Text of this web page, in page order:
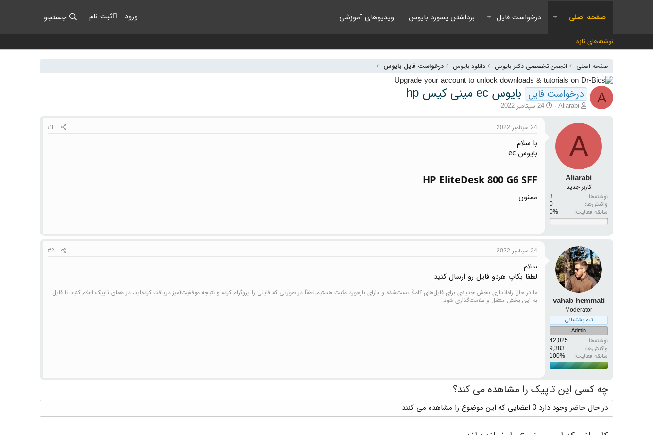
صفحه اصلی درخواست فایل برداشتن پسورد بایوس ویدیوهای آموزشی ورود ثبت نام جستجو
نوشته‌های تازه
صفحه اصلی انجمن تخصصی دکتر بایوس دانلود بایوس درخواست فایل بایوس
A درخواست فایل بایوس ec مینی کیس hp
آغازگر گفتمان
Aliarabi تاریخ شروع
24 سپتامبر 2022
A
Aliarabi
کاربر جدید
نوشته‌ها
3
واکنش‌ها
0
سابقه فعالیت:
24 سپتامبر 2022 #1
با سلام
بایوس ec
HP EliteDesk 800 G6 SFF​
ممنون
vahab hemmati
Moderator
تیم پشتیبانی
Admin
نوشته‌ها
42,025
واکنش‌ها
9,383
سابقه فعالیت:
24 سپتامبر 2022 #2
سلام
لطفا بکاپ هردو فایل رو ارسال کنید
ما در حال راه‌اندازی بخش جدیدی برای فایل‌های کاملاً تست‌شده و دارای بازخورد مثبت هستیم.لطفاً در صورتی که فایلی را پروگرام کرده و نتیجه موفقیت‌آمیز دریافت کرده‌اید، در همان تاپیک اعلام کنید تا فایل
به این بخش منتقل و علامت‌گذاری شود.
چه کسی این تاپیک را مشاهده می کند؟
در حال حاضر وجود دارد 0 اعضایی که این موضوع را مشاهده می کنند